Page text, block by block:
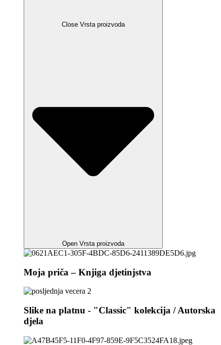
Close Vrsta proizvoda
Open Vrsta proizvoda
Moja priča – Knjiga djetinjstva
Slike na platnu - "Classic" kolekcija / Autorska
djela